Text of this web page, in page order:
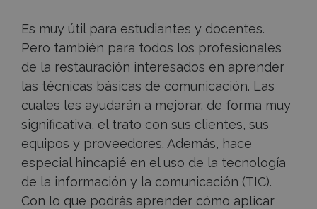
Es muy útil para estudiantes y docentes.
Pero también para todos los profesionales
de la restauración interesados en aprender
las técnicas básicas de comunicación. Las
cuales les ayudarán a mejorar, de forma muy
significativa, el trato con sus clientes, sus
equipos y proveedores. Además, hace
especial hincapié en el uso de la tecnología
de la información y la comunicación (TIC).
Con lo que podrás aprender cómo aplicar